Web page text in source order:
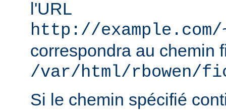
l'URL
http://
correspondra au chemin
/var/html/rbowen/
Si le chemin spécifié